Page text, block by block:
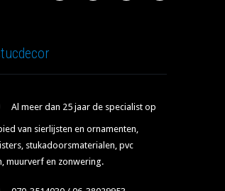
Al meer dan 25 jaar de specialist op
van sierlijsten en ornamenten,
stukadoorsmaterialen, pvc
muurverf en zonwering.